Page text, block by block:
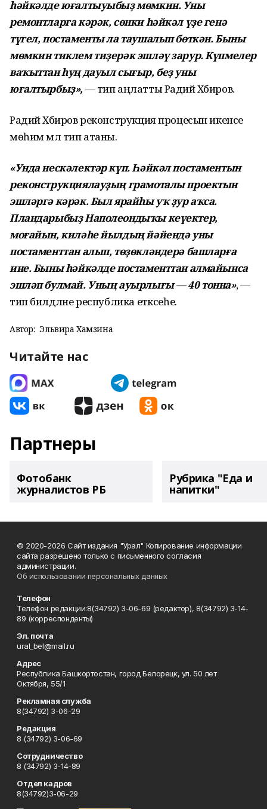
һәйкәлде юғалтыуыбыҙ мөмкин. Уны
ремонтларға кәрәк, сөнки һәйкәл үҙе генә
түгел, постаменты ла таушалып бөткән. Быны
мөмкин тиклем тиҙерәк эшләү зарур. Күпмелер
ваҡыттан һуң дауыл сығыр, беҙ уны
юғалтырбыҙ», — тип аңлатты Радий Хәбиров.
Радий Хәбиров реконструкция процесын икенсе
мөһим мәл тип атаны.
«Унда нескәлектәр күп. Һәйкәл постаментын
реконструкциялауҙың грамоталы проектын
эшләргә кәрәк. Был ярайһы уҡ ҙур аҡса.
Пландарыбыҙ Наполеондыҡы кеүектер,
моғайын, киләһе йылдың йәйендә уны
постаменттан алып, төҙөкләндерә башларға
ине. Быны һәйкәлде постаменттан алмайынса
эшләп булмай. Уның ауырлығы — 40 тонна», —
тип билдәләне республика етәксеһе.
Автор: Эльвира Хамзина
Читайте нас
Партнеры
Фотобанк
журналистов РБ
Рубрика "Еда и
напитки"
© 2020-2026 Сайт издания "Урал" Копирование информации
сайта разрешено только с письменного согласия
администрации.
Об использовании персональных данных
Телефон
Телефон редакции:8(34792) 3-06-69 (редактор), 8(34792) 3-14-
89 (корреспонденты)
Эл. почта
ural_bel@mail.ru
Адрес
Республика Башкортостан, город Белорецк, ул. 50 лет
Октября, 55/1
Рекламная служба
8(34792) 3-06-29
Редакция
8 (34792) 3-06-69
Сотрудничество
8 (34792) 3-14-89
Отдел кадров
8(34792)3-06-29